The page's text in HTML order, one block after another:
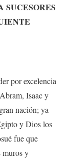
SUCESORES
por excelencia
Isaac y
nación; ya
y Dios los
fue que
muros y